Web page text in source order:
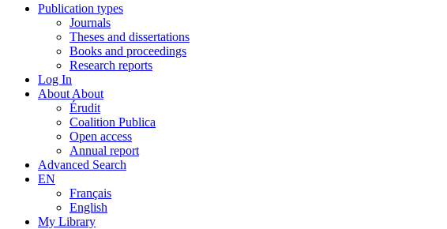
Publication types
Journals
Theses and dissertations
Books and proceedings
Research reports
Log In
About About
Érudit
Coalition Publica
Open access
Annual report
Advanced Search
EN
Français
English
My Library